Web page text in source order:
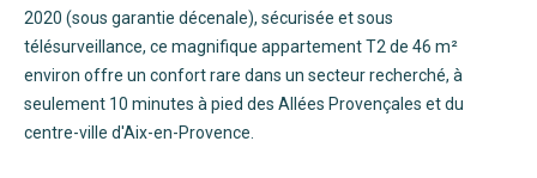
2020 (sous garantie décenale), sécurisée et sous
télésurveillance, ce magnifique appartement T2 de 46 m²
environ offre un confort rare dans un secteur recherché, à
seulement 10 minutes à pied des Allées Provençales et du
centre-ville d'Aix-en-Provence.